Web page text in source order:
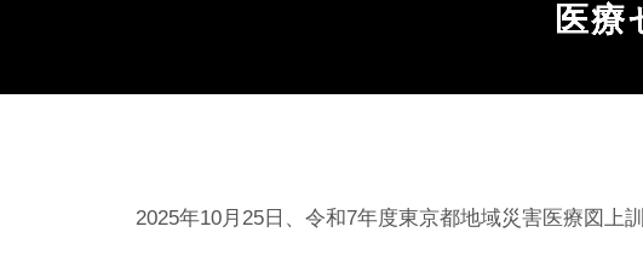
医療
2025年10月25日、令和7年度東京都地域災害医療図上